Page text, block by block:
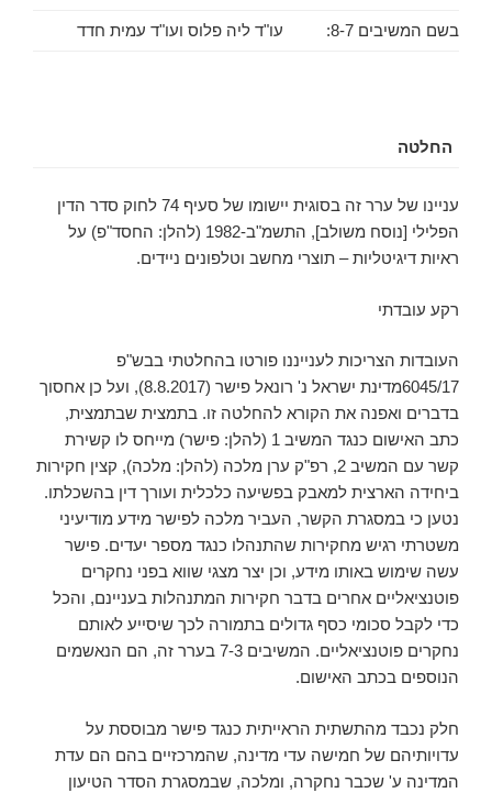
בשם המשיבים 8-7: עו"ד ליה פלוס ועו"ד עמית חדד
החלטה
עניינו של ערר זה בסוגית יישומו של סעיף 74 לחוק סדר הדין
הפלילי [נוסח משולב], התשמ"ב-1982 (להלן: החסד"פ) על
ראיות דיגיטליות – תוצרי מחשב וטלפונים ניידים.
רקע עובדתי
העובדות הצריכות לענייננו פורטו בהחלטתי בבש"פ
6045/17מדינת ישראל נ' רונאל פישר (8.8.2017), ועל כן אחסוך
בדברים ואפנה את הקורא להחלטה זו. בתמצית שבתמצית,
כתב האישום כנגד המשיב 1 (להלן: פישר) מייחס לו קשירת
קשר עם המשיב 2, רפ"ק ערן מלכה (להלן: מלכה), קצין חקירות
ביחידה הארצית למאבק בפשיעה כלכלית ועורך דין בהשכלתו.
נטען כי במסגרת הקשר, העביר מלכה לפישר מידע מודיעיני
משטרתי רגיש מחקירות שהתנהלו כנגד מספר יעדים. פישר
עשה שימוש באותו מידע, וכן יצר מצגי שווא בפני נחקרים
פוטנציאליים אחרים בדבר חקירות המתנהלות בעניינם, והכל
כדי לקבל סכומי כסף גדולים בתמורה לכך שיסייע לאותם
נחקרים פוטנציאליים. המשיבים 7-3 בערר זה, הם הנאשמים
הנוספים בכתב האישום.
חלק נכבד מהתשתית הראייתית כנגד פישר מבוססת על
עדויותיהם של חמישה עדי מדינה, שהמרכזיים בהם הם עדת
המדינה ע' שכבר נחקרה, ומלכה, שבמסגרת הסדר הטיעון